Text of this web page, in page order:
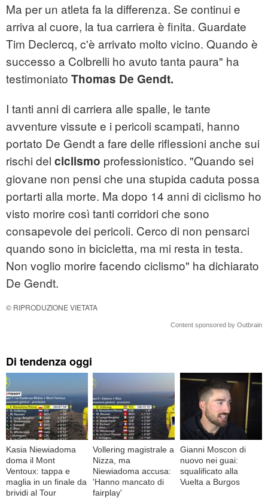
Ma per un atleta fa la differenza. Se continui e
arriva al cuore, la tua carriera è finita. Guardate
Tim Declercq, c'è arrivato molto vicino. Quando è
successo a Colbrelli ho avuto tanta paura" ha
testimoniato Thomas De Gendt.
I tanti anni di carriera alle spalle, le tante
avventure vissute e i pericoli scampati, hanno
portato De Gendt a fare delle riflessioni anche sui
rischi del ciclismo professionistico. "Quando sei
giovane non pensi che una stupida caduta possa
portarti alla morte. Ma dopo 14 anni di ciclismo ho
visto morire così tanti corridori che sono
consapevole dei pericoli. Cerco di non pensarci
quando sono in bicicletta, ma mi resta in testa.
Non voglio morire facendo ciclismo" ha dichiarato
De Gendt.
© RIPRODUZIONE VIETATA
Content sponsored by Outbrain
Di tendenza oggi
Kasia Niewiadoma
doma il Mont
Ventoux: tappa e
maglia in un finale da
brividi al Tour
Vollering magistrale a
Nizza, ma
Niewiadoma accusa:
'Hanno mancato di
fairplay'
Gianni Moscon di
nuovo nei guai:
squalificato alla
Vuelta a Burgos